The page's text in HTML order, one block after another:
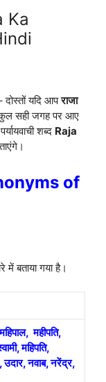
Ka
दोस्तों यदि आपराजा
सही जगह पर आए
शब्द Raja
of
में बताया गया है।
महीपति,
महिपति,
उदार, नवाब, नरेंद्र,